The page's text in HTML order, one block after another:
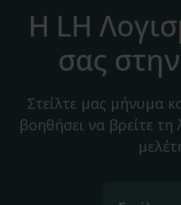
Η LH
σας
Στείλτε μας μήνυμα
βοηθήσει να βρείτε τη